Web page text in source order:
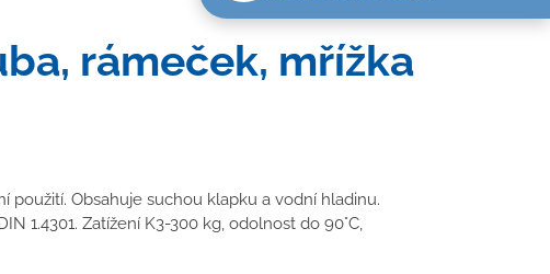
rámeček, mřížka
použití. Obsahuje suchou klapku a vodní hladinu.
1.4301. Zatížení K3-300 kg, odolnost do 90°C,